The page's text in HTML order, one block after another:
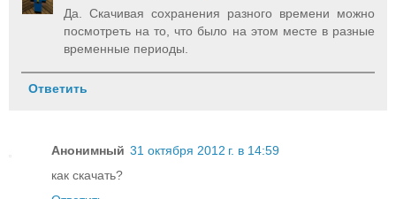
Да. Скачивая сохранения разного времени можно
посмотреть на то, что было на этом месте в разные
временные периоды.
Ответить
Анонимный 31 октября 2012 г. в 14:59
как скачать?